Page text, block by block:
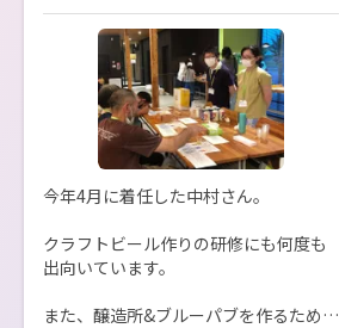
今年4月に着任した中村さん。
クラフトビール作りの研修にも何度も
出向いています。
また、醸造所&ブルーパブを作るため、